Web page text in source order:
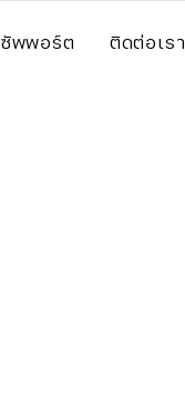
ซัพพอร์ต ติดต่อเรา